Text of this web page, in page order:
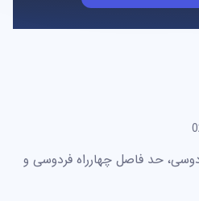
حد فاصل چهارراه فردوسی و